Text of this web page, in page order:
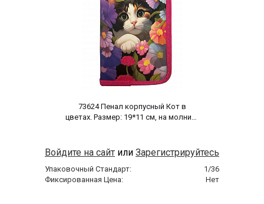
73624 Пенал корпусный Кот в
цветах. Размер: 19*11 см, на молнии,
Войдите на сайт или Зарегистрируйтесь
Упаковочный Стандарт:
1/36
Фиксированная Цена:
Нет